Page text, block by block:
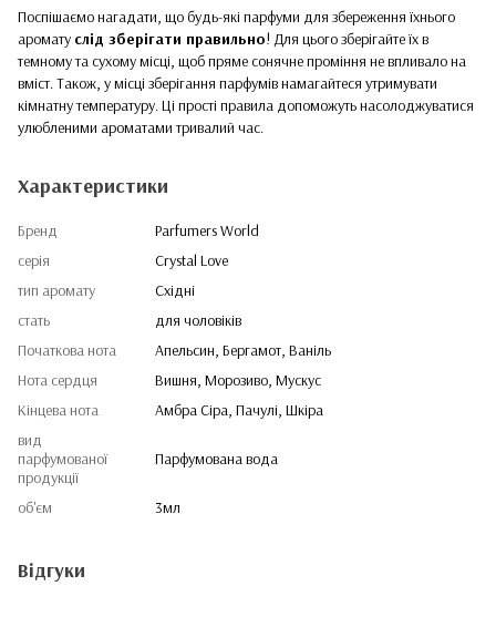
Поспішаємо нагадати, що будь-які парфуми для збереження їхнього
аромату слід зберігати правильно! Для цього зберігайте їх в
темному та сухому місці, щоб пряме сонячне проміння не впливало на
вміст. Також, у місці зберігання парфумів намагайтеся утримувати
кімнатну температуру. Ці прості правила допоможуть насолоджуватися
улюбленими ароматами тривалий час.
Характеристики
Бренд
Parfumers World
серія
Crystal Love
тип аромату
Східні
стать
для чоловіків
Початкова нота
Апельсин, Бергамот, Ваніль
Нота сердця
Вишня, Морозиво, Мускус
Кінцева нота
Амбра Сіра, Пачулі, Шкіра
вид
парфумованої
продукції
Парфумована вода
об'єм 3мл
Відгуки